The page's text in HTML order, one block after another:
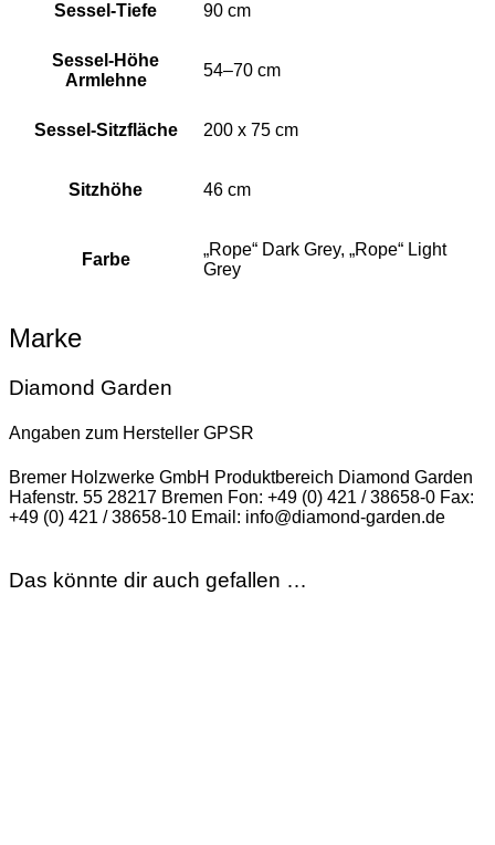
Sessel-Tiefe 90 cm
Sessel-Höhe
Armlehne
54–70 cm
Sessel-Sitzfläche 200 x 75 cm
Sitzhöhe 46 cm
Farbe
„Rope“ Dark Grey, „Rope“ Light
Grey
Marke
Diamond Garden
Angaben zum Hersteller GPSR
Bremer Holzwerke GmbH Produktbereich Diamond Garden
Hafenstr. 55 28217 Bremen Fon: +49 (0) 421 / 38658-0 Fax:
+49 (0) 421 / 38658-10 Email: info@diamond-garden.de
Das könnte dir auch gefallen …